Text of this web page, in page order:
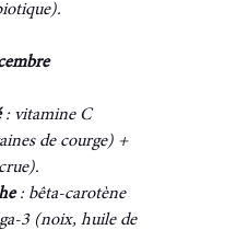
: vitamine C
de courge) +
: bêta-carotène
3 (noix, huile de